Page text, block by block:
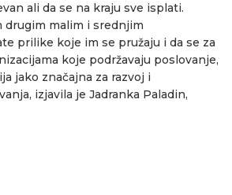
ali da se na kraju sve isplati.
drugim malim i srednjim
prilike koje im se pružaju i da se za
koje podržavaju poslovanje,
jako značajna za razvoj i
izjavila je Jadranka Paladin,